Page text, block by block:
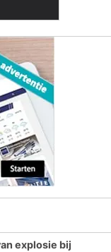
explosie bij